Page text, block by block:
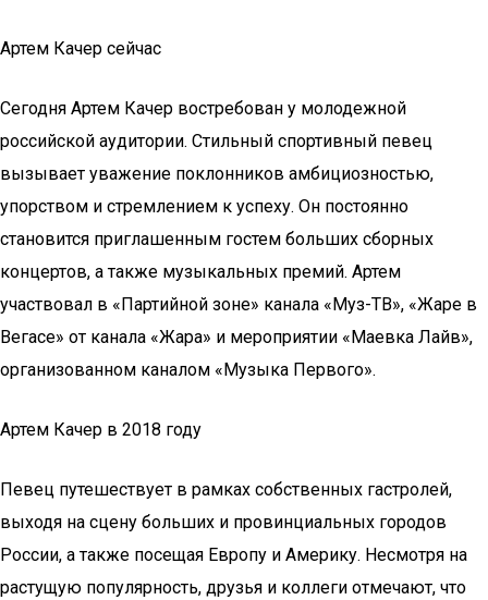
Артем Качер сейчас
Сегодня Артем Качер востребован у молодежной
российской аудитории. Стильный спортивный певец
вызывает уважение поклонников амбициозностью,
упорством и стремлением к успеху. Он постоянно
становится приглашенным гостем больших сборных
концертов, а также музыкальных премий. Артем
участвовал в «Партийной зоне» канала «Муз-ТВ», «Жаре в
Вегасе» от канала «Жара» и мероприятии «Маевка Лайв»,
организованном каналом «Музыка Первого».
Артем Качер в 2018 году
Певец путешествует в рамках собственных гастролей,
выходя на сцену больших и провинциальных городов
России, а также посещая Европу и Америку. Несмотря на
растущую популярность, друзья и коллеги отмечают, что